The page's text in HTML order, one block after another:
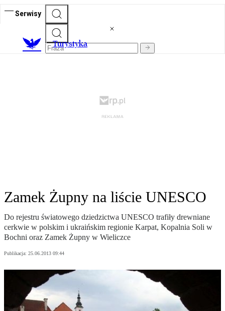
Serwisy
Turystyka
Zamek Żupny na liście UNESCO
Do rejestru światowego dziedzictwa UNESCO trafiły drewniane
cerkwie w polskim i ukraińskim regionie Karpat, Kopalnia Soli w
Bochni oraz Zamek Żupny w Wieliczce
Publikacja: 25.06.2013 09:44